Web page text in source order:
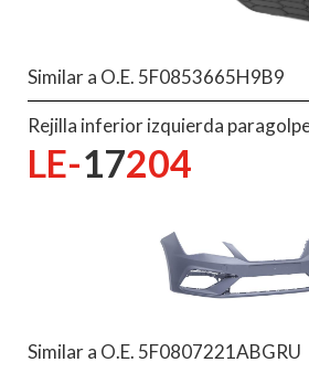
Similar a O.E. 5F0853665H9B9
Rejilla inferior izquierda
LE-17204
Similar a O.E. 5F0807221ABGRU